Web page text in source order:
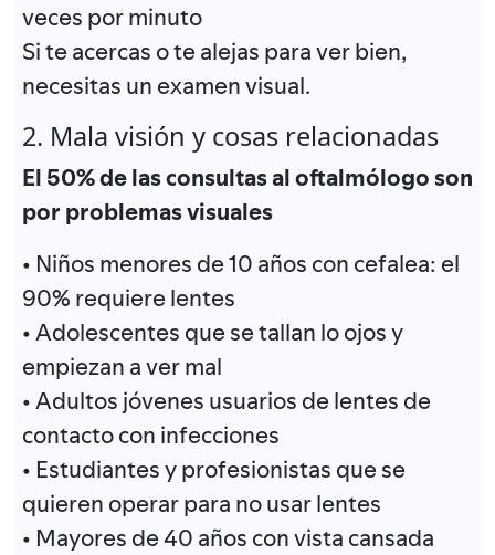
veces por minuto
Si te acercas o te alejas para ver bien,
necesitas un examen visual.
2. Mala visión y cosas relacionadas
El 50% de las consultas al oftalmólogo son
por problemas visuales
• Niños menores de 10 años con cefalea: el
90% requiere lentes
• Adolescentes que se tallan lo ojos y
empiezan a ver mal
• Adultos jóvenes usuarios de lentes de
contacto con infecciones
• Estudiantes y profesionistas que se
quieren operar para no usar lentes
• Mayores de 40 años con vista cansada